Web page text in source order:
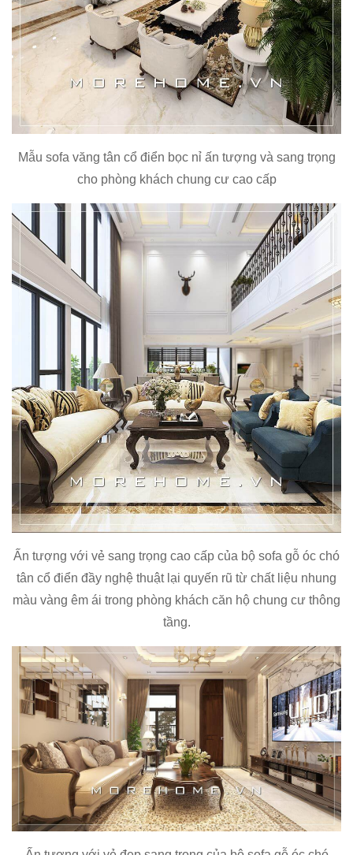
Mẫu sofa văng tân cổ điển bọc nỉ ấn tượng và sang trọng
cho phòng khách chung cư cao cấp
Ấn tượng với vẻ sang trọng cao cấp của bộ sofa gỗ óc chó
tân cổ điển đầy nghệ thuật lại quyến rũ từ chất liệu nhung
màu vàng êm ái trong phòng khách căn hộ chung cư thông
tầng.